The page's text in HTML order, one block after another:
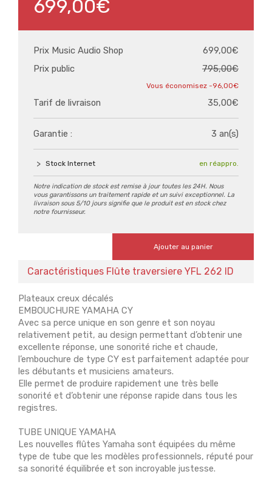
699,00€
Prix Music Audio Shop
699,00€
Prix public
795,00€
-96,00€
Tarif de livraison 35,00€
Garantie : 3 an(s)
Stock Internet en réappro.
Notre indication de stock est remise à jour toutes les 24H. Nous
vous garantissons un traitement rapide et un suivi exceptionnel. La
livraison sous 5/10 jours signifie que le produit est en stock chez
notre fournisseur.
Ajouter au panier
Caractéristiques Flûte traversiere YFL 262 ID
Plateaux creux décalés
EMBOUCHURE YAMAHA CY
Avec sa perce unique en son genre et son noyau
relativement petit, au design permettant d’obtenir une
excellente réponse, une sonorité riche et chaude,
l’embouchure de type CY est parfaitement adaptée pour
les débutants et musiciens amateurs.
Elle permet de produire rapidement une très belle
sonorité et d’obtenir une réponse rapide dans tous les
registres.
TUBE UNIQUE YAMAHA
Les nouvelles flûtes Yamaha sont équipées du même
type de tube que les modèles professionnels, réputé pour
sa sonorité équilibrée et son incroyable justesse.